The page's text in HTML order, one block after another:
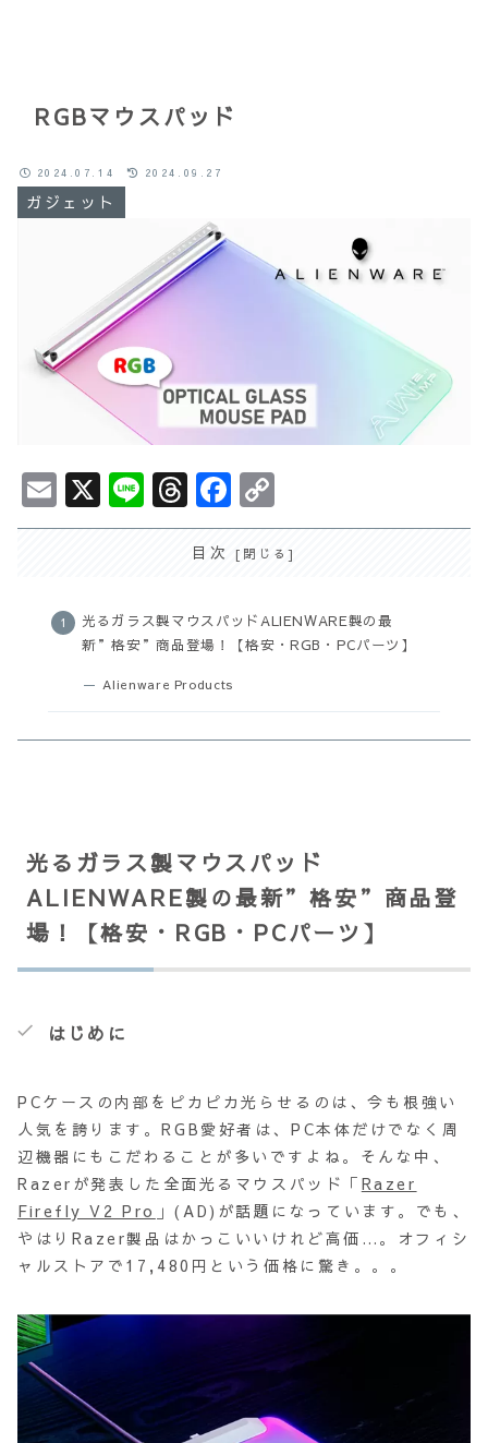
RGBマウスパッド
ガジェット
2024.07.14 2024.09.27
E
m
X L
i
T
h
r
a
d
s
F
a
c
b
o
o
k
o
p
L
n
k
目次
光るガラス製マウスパッドALIENWARE製の最
新”格安”商品登場！【格安・RGB・PCパーツ】
Alienware Products
光るガラス製マウスパッド
ALIENWARE製の最新”格安”商品登
場！【格安・RGB・PCパーツ】
はじめに
PCケースの内部をピカピカ光らせるのは、今も根強い
人気を誇ります。RGB愛好者は、PC本体だけでなく周
辺機器にもこだわることが多いですよね。そんな中、
Razerが発表した全面光るマウスパッド「 Razer
Firefly V2 Pro 」(AD)が話題になっています。でも、
やはりRazer製品はかっこいいけれど高価…。オフィシ
ャルストアで17,480円という価格に驚き。。。